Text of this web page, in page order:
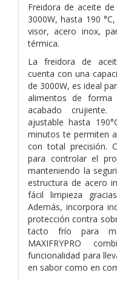
Freidora de aceite de
3000W, hasta 190
visor, acero inox,
térmica.
La freidora de
cuenta con una
de 3000W, es ideal
alimentos de
acabado
ajustable hasta
minutos te permiten
con total precisión.
para controlar el
manteniendo la
estructura de acero
fácil limpieza
Además, incorpora
protección contra
tacto frío para
MAXIFRYPRO
funcionalidad para
en sabor como en